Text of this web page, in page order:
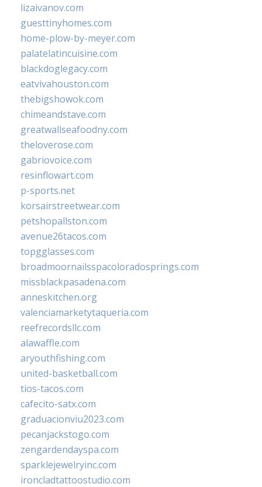
lizaivanov.com
guesttinyhomes.com
home-plow-by-meyer.com
palatelatincuisine.com
blackdoglegacy.com
eatvivahouston.com
thebigshowok.com
chimeandstave.com
greatwallseafoodny.com
theloverose.com
gabriovoice.com
resinflowart.com
p-sports.net
korsairstreetwear.com
petshopallston.com
avenue26tacos.com
topgglasses.com
broadmoornailsspacoloradosprings.com
missblackpasadena.com
anneskitchen.org
valenciamarketytaqueria.com
reefrecordsllc.com
alawaffle.com
aryouthfishing.com
united-basketball.com
tios-tacos.com
cafecito-satx.com
graduacionviu2023.com
pecanjackstogo.com
zengardendayspa.com
sparklejewelryinc.com
ironcladtattoostudio.com